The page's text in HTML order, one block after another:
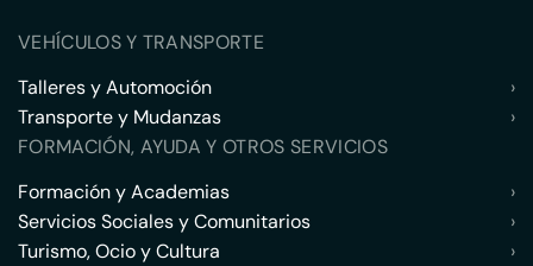
VEHÍCULOS Y TRANSPORTE
Talleres y Automoción
›
Transporte y Mudanzas
›
FORMACIÓN, AYUDA Y OTROS SERVICIOS
Formación y Academias
›
Servicios Sociales y Comunitarios
›
Turismo, Ocio y Cultura
›